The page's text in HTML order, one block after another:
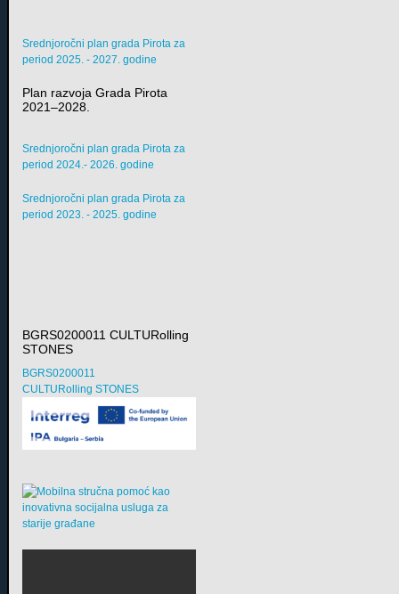
Srednjoročni plan grada Pirota za
period 2025. - 2027. godine
Plan razvoja Grada Pirota
2021–2028.
Srednjoročni plan grada Pirota za
period 2024.- 2026. godine
Srednjoročni plan grada Pirota za
period 2023. - 2025. godine
BGRS0200011 CULTURolling
STONES
BGRS0200011
CULTURolling STONES